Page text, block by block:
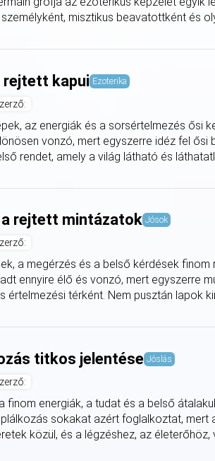
misztikus beavatottként és
rejtett kapui Ezoterika
az energiák és a sorsértelmezés ősi
vonzó, mert egyszerre idéz fel ősi
rendet, amely a világ látható és
a rejtett mintázatok Jósok
a megérzés és a belső kérdések
ennyire élő és vonzó, mert egyszerre
térként. Nem pusztán lapok
titkos jelentése Jóslás
finom energiák, a tudat és a belső
sokakat azért foglalkoztat,
közül, és a légzéshez, az életerőhöz,